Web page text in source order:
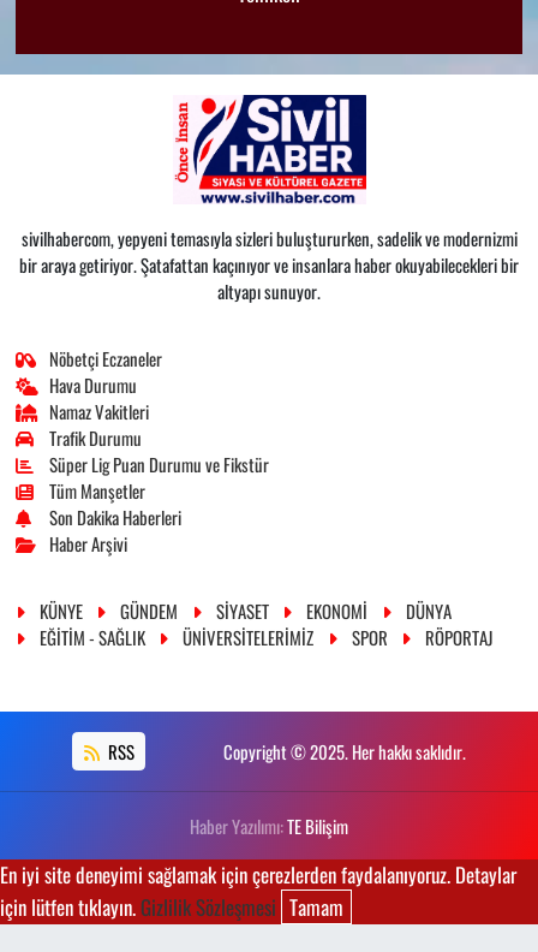
sivilhabercom, yepyeni temasıyla sizleri buluştururken, sadelik ve modernizmi
bir araya getiriyor. Şatafattan kaçınıyor ve insanlara haber okuyabilecekleri bir
altyapı sunuyor.
Nöbetçi Eczaneler
Hava Durumu
Namaz Vakitleri
Trafik Durumu
Süper Lig Puan Durumu ve Fikstür
Tüm Manşetler
Son Dakika Haberleri
Haber Arşivi
KÜNYE GÜNDEM SİYASET EKONOMİ
DÜNYA
EĞİTİM - SAĞLIK
ÜNİVERSİTELERİMİZ SPOR RÖPORTAJ
RSS Copyright © 2025. Her hakkı saklıdır.
Haber Yazılımı:TE Bilişim
En iyi site deneyimi sağlamak için çerezlerden faydalanıyoruz. Detaylar
için lütfen tıklayın.Gizlilik Sözleşmesi Tamam